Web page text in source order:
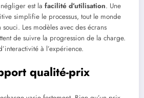
est la facilité d’utilisation. Une
simplifie le processus, tout le monde
souci. Les modèles avec des écrans
de suivre la progression de la charge.
à l’expérience.
qualité-prix